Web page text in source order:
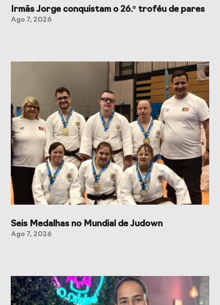
Irmãs Jorge conquistam o 26.º troféu de pares
Ago 7, 2026
Seis Medalhas no Mundial de Judown
Ago 7, 2026